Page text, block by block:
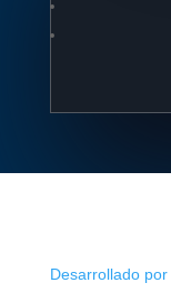
Desarrollado por